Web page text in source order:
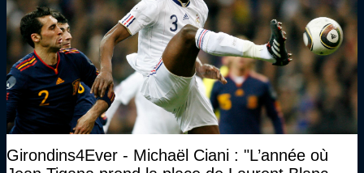
Girondins4Ever - Michaël Ciani : "L’année où